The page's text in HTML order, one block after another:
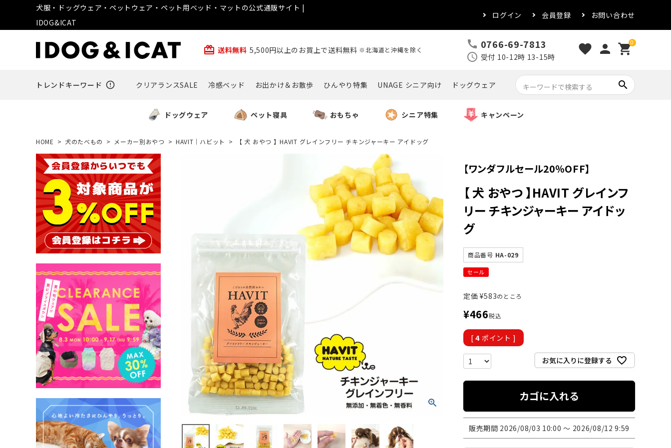
犬服・ドッグウェア・ペットウェア・ペット用ベッド・マットの公式通販サイト |
IDOG&ICAT
ログイン 会員登録 お問い合わせ
card_giftcard 送料無料 5,500円以上のお買上で送料無料 ※北海道と沖縄を除く call 0766-69-7813
schedule 受付 10-12時 13-15時
favorite person 0
shopping_cart
トレンドキーワード error_outline クリアランスSALE 冷感ベッド お出かけ＆お散歩 ひんやり特集 UNAGE シニア向け ドッグウェア search
ドッグウェア ペット寝具 おもちゃ シニア特集 キャンペーン
HOME 犬のたべもの メーカー別おやつ HAVIT｜ハビット 【 犬 おやつ 】HAVIT グレインフリー チキンジャーキー アイドッグ
【ワンダフルセール20％OFF】
【 犬 おやつ 】HAVIT グレインフ
リー チキンジャーキー アイドッ
グ
商品番号 HA-029
セール
定価 ¥583のところ
¥466税込
[ 4 ポイント ]
お気に入りに登録する
カゴに入れる
販売期間 2026/08/03 10:00〜 2026/08/12 9:59